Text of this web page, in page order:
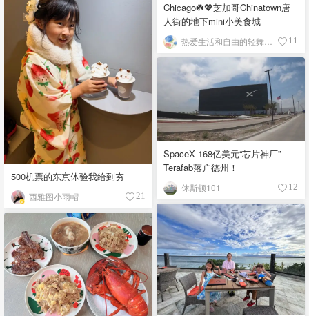
Chicago☘️💖芝加哥Chinatown唐
人街的地下mini小美食城
11
500机票的东京体验我给到夯
西雅图小雨帽 21
SpaceX 168亿美元“芯片神厂”
Terafab落户德州！
休斯顿101 12